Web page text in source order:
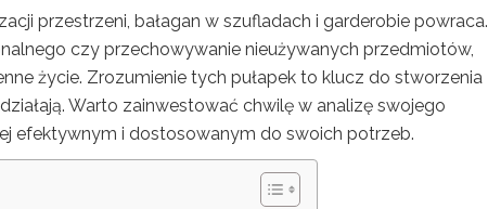
przestrzeni, bałagan w szufladach i garderobie powraca.
czy przechowywanie nieużywanych przedmiotów,
życie. Zrozumienie tych pułapek to klucz do stworzenia
Warto zainwestować chwilę w analizę swojego
efektywnym i dostosowanym do swoich potrzeb.